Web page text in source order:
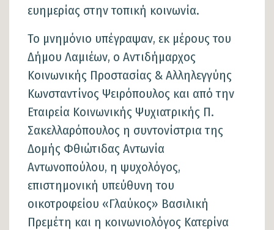
ευημερίας στην τοπική κοινωνία.
Το μνημόνιο υπέγραψαν, εκ μέρους του
Δήμου Λαμιέων, ο Αντιδήμαρχος
Κοινωνικής Προστασίας & Αλληλεγγύης
Κωνσταντίνος Ψειρόπουλος και από την
Εταιρεία Κοινωνικής Ψυχιατρικής Π.
Σακελλαρόπουλος η συντονίστρια της
Δομής Φθιώτιδας Αντωνία
Αντωνοπούλου, η ψυχολόγος,
επιστημονική υπεύθυνη του
οικοτροφείου «Γλαύκος» Βασιλική
Πρεμέτη και η κοινωνιολόγος Κατερίνα